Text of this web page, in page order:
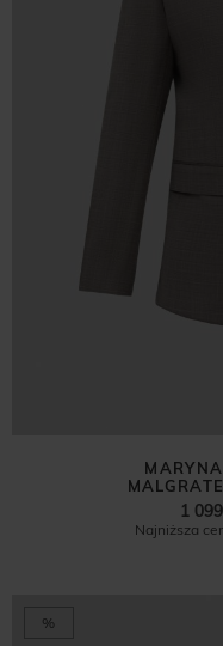
1
Najniższa
%